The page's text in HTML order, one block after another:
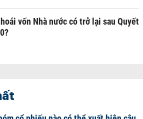
vốn Nhà nước có trở lại sau Quyết